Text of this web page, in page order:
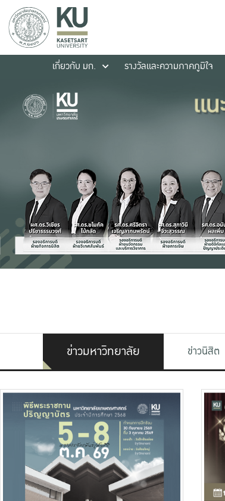
เกี่ยวกับ มก.
รางวัลและความภาคภูมิใจ
ข่าวมหาวิทยาลัย ข่าวนิสิต